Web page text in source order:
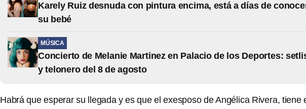
Karely Ruiz desnuda con pintura encima, está a días de
su bebé
MÚSICA
Concierto de Melanie Martinez en Palacio de los Deportes:
y telonero del 8 de agosto
Habrá que esperar su llegada y es que el exesposo de Angélica Rivera, tiene